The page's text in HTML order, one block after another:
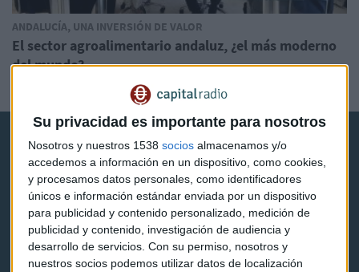
Su privacidad es importante para nosotros
Nosotros y nuestros 1538 socios almacenamos y/o
accedemos a información en un dispositivo, como cookies,
y procesamos datos personales, como identificadores
únicos e información estándar enviada por un dispositivo
para publicidad y contenido personalizado, medición de
publicidad y contenido, investigación de audiencia y
desarrollo de servicios. Con su permiso, nosotros y
nuestros socios podemos utilizar datos de localización
ANDALUCÍA, UNA INVERSIÓN DE VALOR
El sector agroalimentario andaluz, ¿el más moderno
del mundo?
Capital Radio
Noticias